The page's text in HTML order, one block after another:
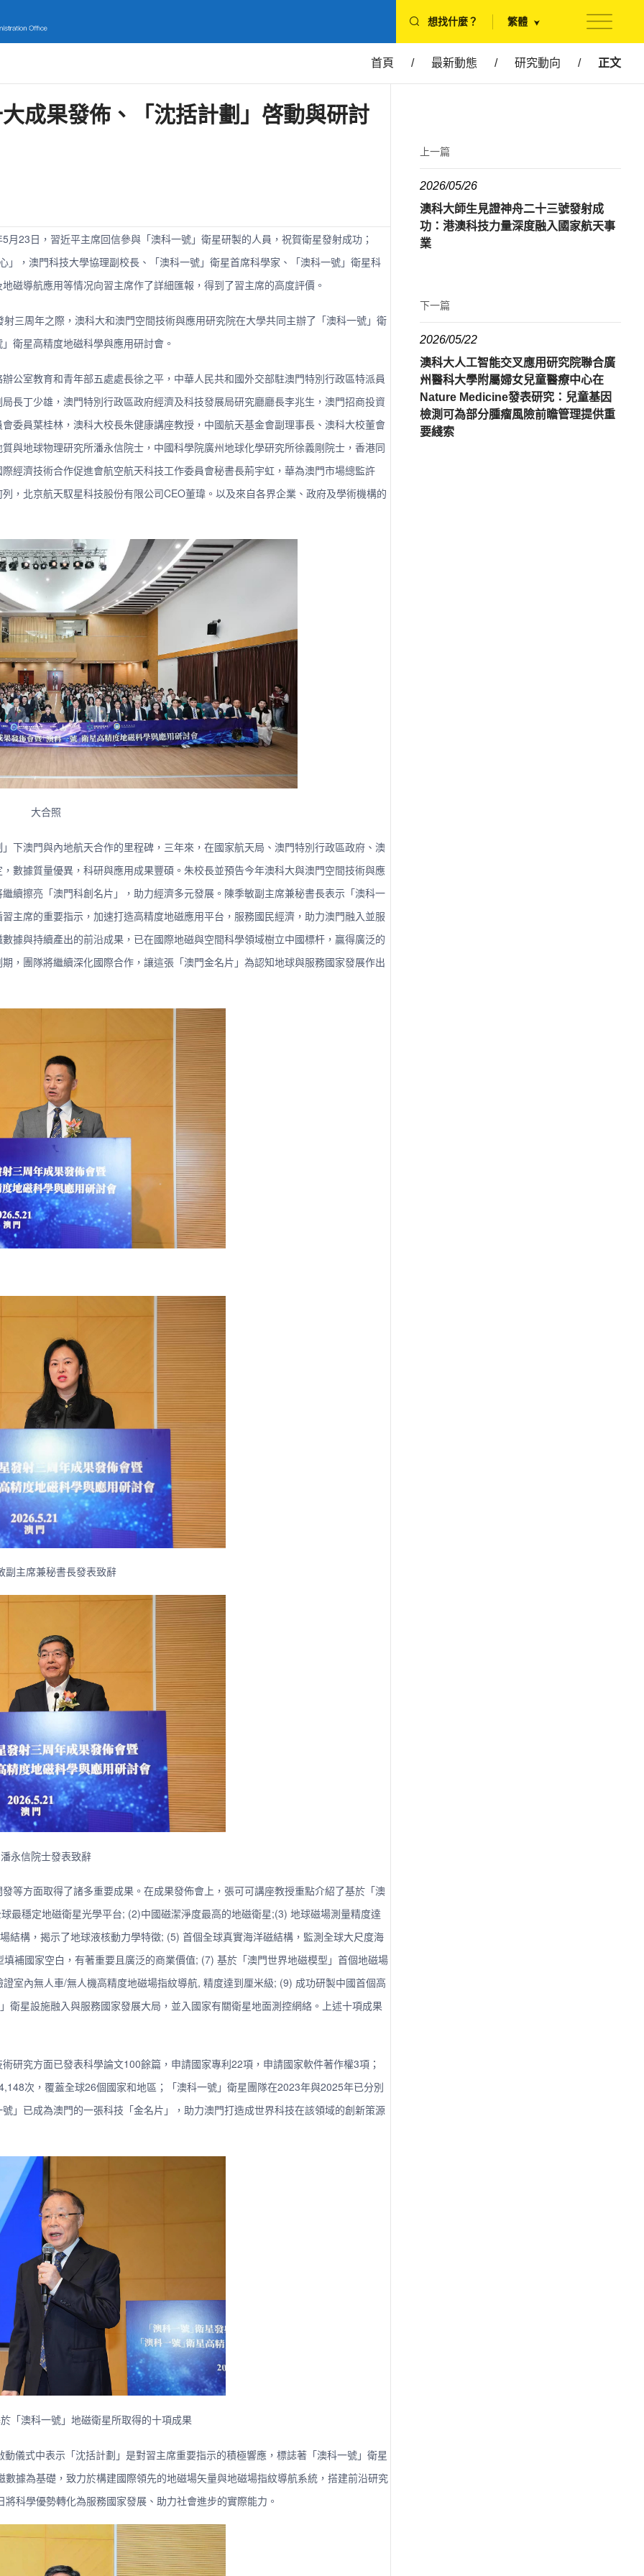
想找什麼？ 繁體
首頁 / 最新動態 / 研究動向 / 正文
成果發佈、「沈括計劃」啓動與研討
23日，習近平主席回信參與「澳科一號」衛星研製的人員，祝賀衛星發射成功；
，澳門科技大學協理副校長、「澳科一號」衛星首席科學家、「澳科一號」衛星科
磁導航應用等情况向習主席作了詳細匯報，得到了習主席的高度評價。
三周年之際，澳科大和澳門空間技術與應用研究院在大學共同主辦了「澳科一號」衛
衛星高精度地磁科學與應用研討會。
公室教育和青年部五處處長徐之平，中華人民共和國外交部駐澳門特別行政區特派員
長丁少雄，澳門特別行政區政府經濟及科技發展局研究廳廳長李兆生，澳門招商投資
委員葉桂林，澳科大校長朱健康講座教授，中國航天基金會副理事長、澳科大校董會
與地球物理研究所潘永信院士，中國科學院廣州地球化學研究所徐義剛院士，香港同
經濟技術合作促進會航空航天科技工作委員會秘書長荊宇虹，華為澳門市場總監許
，北京航天馭星科技股份有限公司CEO董瑋。以及來自各界企業、政府及學術機構的
大合照
下澳門與內地航天合作的里程碑，三年來，在國家航天局、澳門特別行政區政府、澳
數據質量優異，科研與應用成果豐碩。朱校長並預告今年澳科大與澳門空間技術與應
續擦亮「澳門科創名片」，助力經濟多元發展。陳季敏副主席兼秘書長表示「澳科一
主席的重要指示，加速打造高精度地磁應用平台，服務國民經濟，助力澳門融入並服
據與持續產出的前沿成果，已在國際地磁與空間科學領域樹立中國標杆，贏得廣泛的
，團隊將繼續深化國際合作，讓這張「澳門金名片」為認知地球與服務國家發展作出
副主席兼秘書長發表致辭
潘永信院士發表致辭
等方面取得了諸多重要成果。在成果發佈會上，張可可講座教授重點介紹了基於「澳
最穩定地磁衛星光學平台; (2)中國磁潔淨度最高的地磁衛星;(3) 地球磁場測量精度達
結構，揭示了地球液核動力學特徵; (5) 首個全球真實海洋磁結構，監測全球大尺度海
補國家空白，有著重要且廣泛的商業價值; (7) 基於「澳門世界地磁模型」首個地磁場
室內無人車/無人機高精度地磁場指紋導航, 精度達到厘米級; (9) 成功研製中國首個高
星設施融入與服務國家發展大局，並入國家有關衛星地面測控網絡。上述十項成果
研究方面已發表科學論文100餘篇，申請國家專利22項，申請國家軟件著作權3項；
次，覆蓋全球26個國家和地區；「澳科一號」衛星團隊在2023年與2025年已分別
」已成為澳門的一張科技「金名片」，助力澳門打造成世界科技在該領域的創新策源
「澳科一號」地磁衛星所取得的十項成果
儀式中表示「沈括計劃」是對習主席重要指示的積極響應，標誌著「澳科一號」衛星
據為基礎，致力於構建國際領先的地磁場矢量與地磁場指紋導航系統，搭建前沿研究
科學優勢轉化為服務國家發展、助力社會進步的實際能力。
上一篇
2026/05/26
澳科大師生見證神舟二十三號發射成
功：港澳科技力量深度融入國家航天事
業
下一篇
2026/05/22
澳科大人工智能交叉應用研究院聯合廣
州醫科大學附屬婦女兒童醫療中心在
Nature Medicine發表研究：兒童基因
檢測可為部分腫瘤風險前瞻管理提供重
要綫索